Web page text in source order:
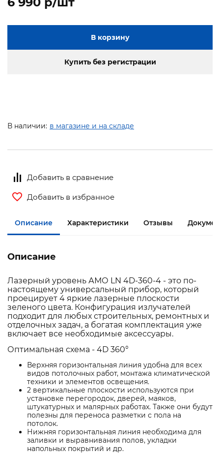
В корзину
Купить без регистрации
В наличии: в магазине и на складе
Добавить в сравнение
Добавить в избранное
Описание Характеристики Отзывы
Описание
Лазерный уровень АМО LN 4D-360-4 - это по-
настоящему универсальный прибор, который
проецирует 4 яркие лазерные плоскости
зеленого цвета. Конфигурация излучателей
подходит для любых строительных, ремонтных и
отделочных задач, а богатая комплектация уже
включает все необходимые аксессуары.
Оптимальная схема - 4D 360°
Верхняя горизонтальная линия удобна для всех
видов потолочных работ, монтажа климатической
техники и элементов освещения.
2 вертикальные плоскости используются при
установке перегородок, дверей, маяков,
штукатурных и малярных работах. Также они будут
полезны для переноса разметки с пола на
потолок.
Нижняя горизонтальная линия необходима для
заливки и выравнивания полов, укладки
напольных покрытий и др.